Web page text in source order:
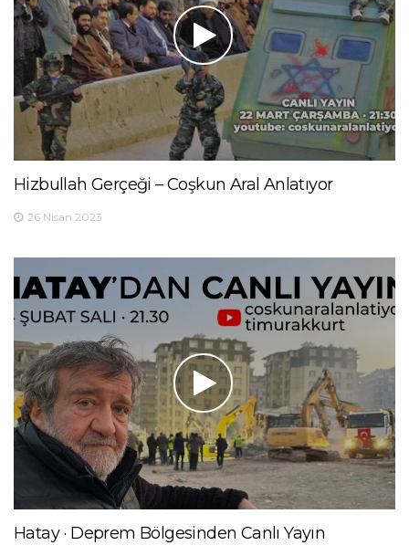
Hizbullah Gerçeği – Coşkun Aral Anlatıyor
26 Nisan 2023
Hatay · Deprem Bölgesinden Canlı Yayın